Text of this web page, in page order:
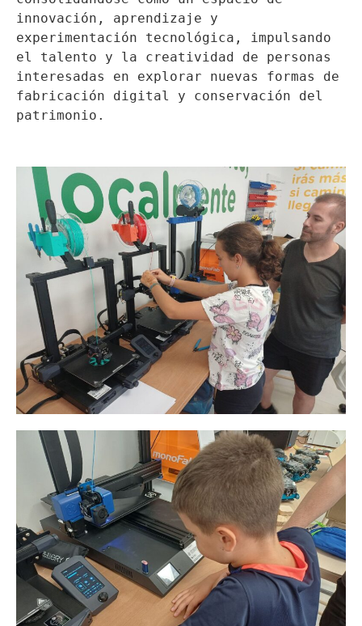
innovación, aprendizaje y
experimentación tecnológica, impulsando
el talento y la creatividad de personas
interesadas en explorar nuevas formas de
fabricación digital y conservación del
patrimonio.